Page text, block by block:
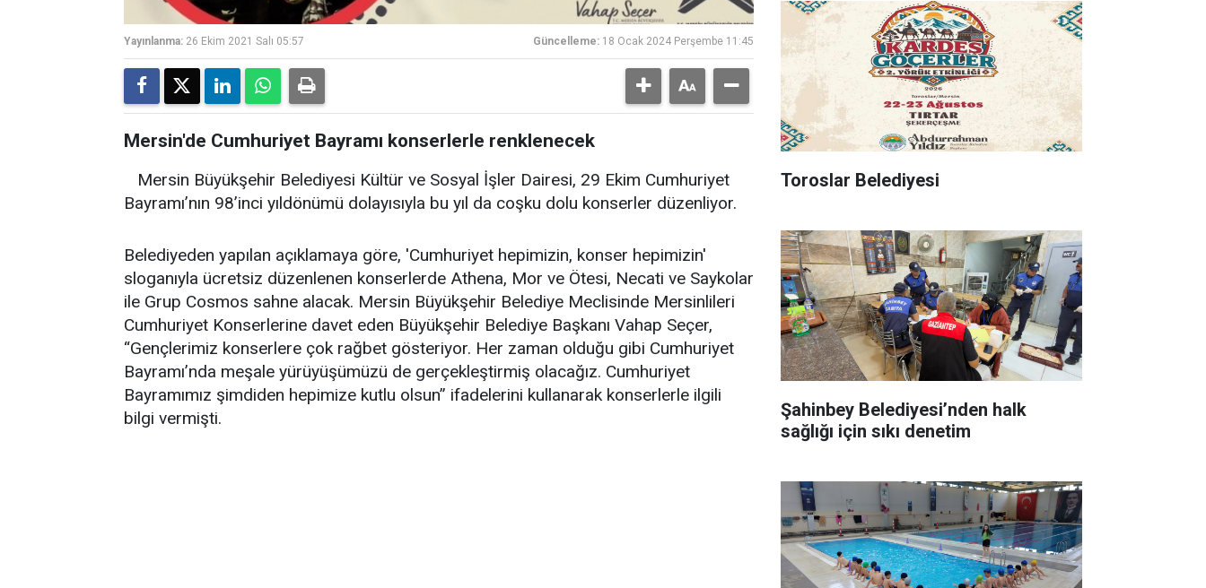
Yayınlanma: 26 Ekim 2021 Salı 05:57 Güncelleme: 18 Ocak 2024 Perşembe 11:45
Mersin'de Cumhuriyet Bayramı konserlerle renklenecek
Mersin Büyükşehir Belediyesi Kültür ve Sosyal İşler Dairesi, 29 Ekim Cumhuriyet
Bayramı’nın 98’inci yıldönümü dolayısıyla bu yıl da coşku dolu konserler düzenliyor.
Belediyeden yapılan açıklamaya göre, 'Cumhuriyet hepimizin, konser hepimizin'
sloganıyla ücretsiz düzenlenen konserlerde Athena, Mor ve Ötesi, Necati ve Saykolar
ile Grup Cosmos sahne alacak. Mersin Büyükşehir Belediye Meclisinde Mersinlileri
Cumhuriyet Konserlerine davet eden Büyükşehir Belediye Başkanı Vahap Seçer,
“Gençlerimiz konserlere çok rağbet gösteriyor. Her zaman olduğu gibi Cumhuriyet
Bayramı’nda meşale yürüyüşümüzü de gerçekleştirmiş olacağız. Cumhuriyet
Bayramımız şimdiden hepimize kutlu olsun” ifadelerini kullanarak konserlerle ilgili
bilgi vermişti.
Toroslar Belediyesi
Şahinbey Belediyesi’nden halk
sağlığı için sıkı denetim